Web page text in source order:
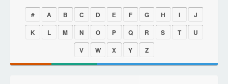
# A B C D E F G H I
J
K
L M N O P Q R S T
U
V
W X Y Z